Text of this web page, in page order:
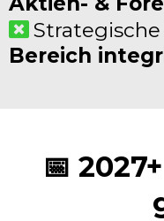
Strategische
Bereich
📅